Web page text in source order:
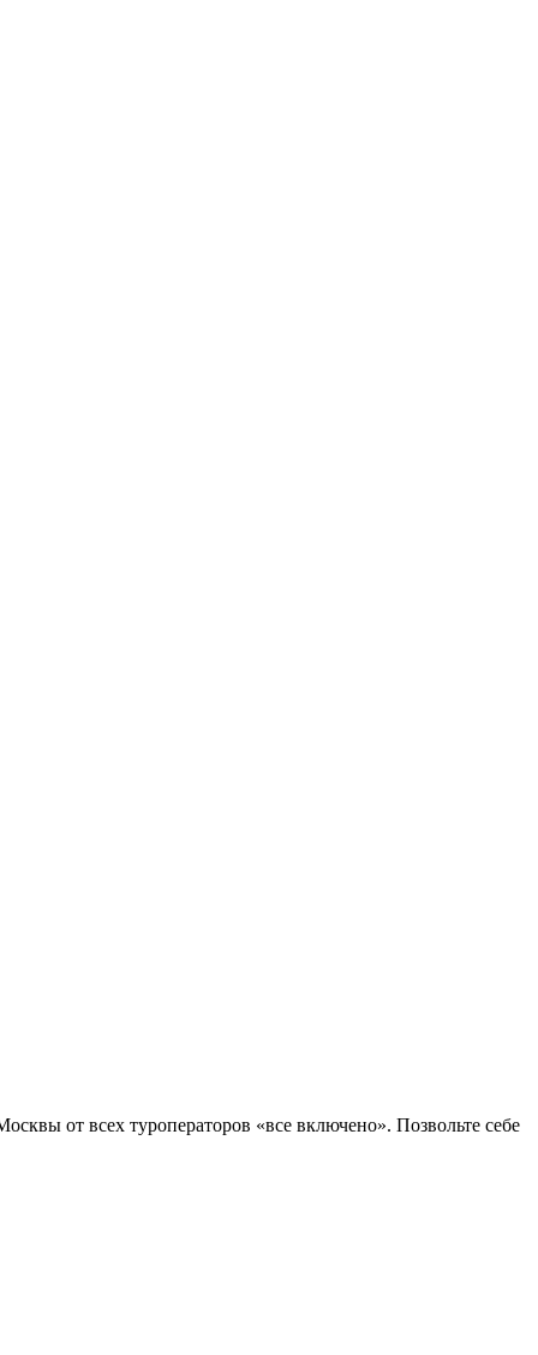
от всех туроператоров «все включено». Позвольте себе